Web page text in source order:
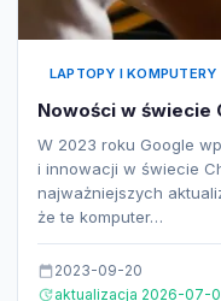
LAPTOPY I KOMPUTERY
Nowości w świecie
W 2023 roku Google
i innowacji w świecie
najważniejszych
że te komputer…
2023-09-20
aktualizacja 2026-07-